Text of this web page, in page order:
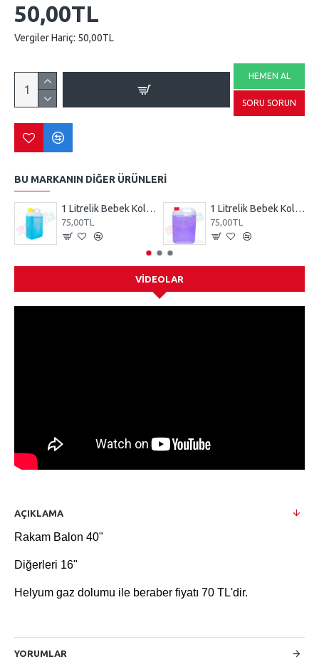
50,00TL
Vergiler Hariç: 50,00TL
HEMEN AL
SORU SORUN
BU MARKANIN DIĞER ÜRÜNLERI
1 Litrelik Bebek Kolonyası Mavi
75,00TL
1 Litrelik Bebek Kolonyası Mor
75,00TL
VIDEOLAR
AÇIKLAMA
Rakam Balon 40"
Diğerleri 16"
Helyum gaz dolumu ile beraber fiyatı 70 TL'dir.
YORUMLAR